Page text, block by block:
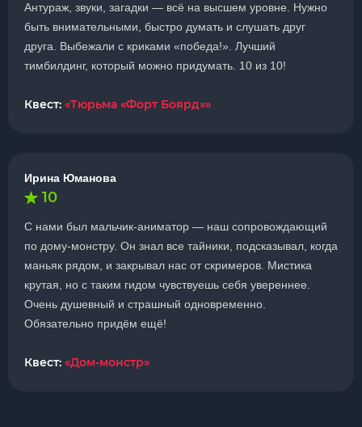
Антураж, звуки, загадки — всё на высшем уровне. Нужно
быть внимательными, быстро думать и слушать друг
друга. Выбежали с криками «победа!». Лучший
тимбилдинг, который можно придумать. 10 из 10!
Квест: «Тюрьма «Форт Боярд»»
Ирина Юманова
10
С нами был мальчик-аниматор — наш сопровождающий
по дому-монстру. Он знал все тайники, подсказывал, когда
маньяк рядом, и закрывал нас от скримеров. Мистика
крутая, но с таким гидом чувствуешь себя увереннее.
Очень душевный и страшный одновременно.
Обязательно придём ещё!
Квест: «Дом-монстр»